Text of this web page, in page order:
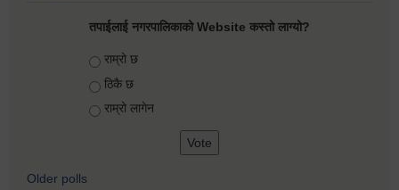
तपाईलाई नगरपालिकाको Website कस्तो लाग्यो?
Choices
राम्रो छ
ठिकै छ
राम्रो लागेन
Older polls